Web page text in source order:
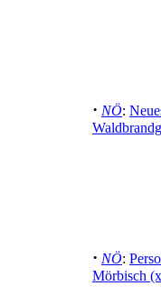
· NÖ:
· NÖ:
Mörbisch